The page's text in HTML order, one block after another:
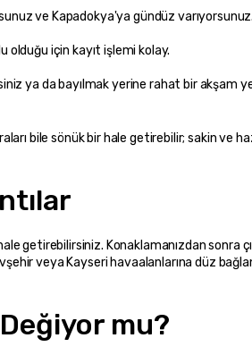
ya da bayılmak yerine rahat bir akşam
bile sönük bir hale getirebilir; sakin ve
getirebilirsiniz. Konaklamanızdan sonra
veya Kayseri havaalanlarına düz
mu?